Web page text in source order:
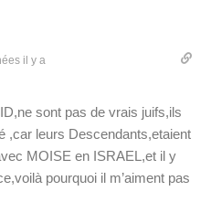
il y a
sont pas de vrais juifs,ils
,car leurs Descendants,etaient
MOISE en ISRAEL,et il y
pourquoi il m’aiment pas